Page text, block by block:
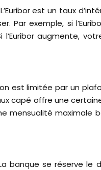
est un taux
Par exemple, si
augmente,
est limitée par un
capé offre une
mensualité maximale
banque se réserve le